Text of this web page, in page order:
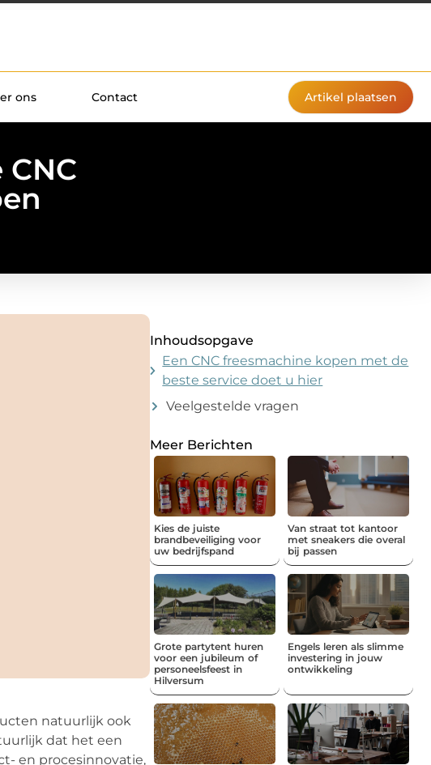
ons Contact Artikel plaatsen
natuurlijk ook
dat het een
en procesinnovatie,
Inhoudsopgave
Een CNC freesmachine kopen met de
beste service doet u hier
Veelgestelde vragen
Meer Berichten
Kies de juiste
brandbeveiliging voor
uw bedrijfspand
Van straat tot kantoor
met sneakers die overal
bij passen
Grote partytent huren
voor een jubileum of
personeelsfeest in
Hilversum
Engels leren als slimme
investering in jouw
ontwikkeling